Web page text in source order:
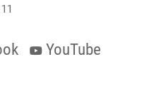
YouTube